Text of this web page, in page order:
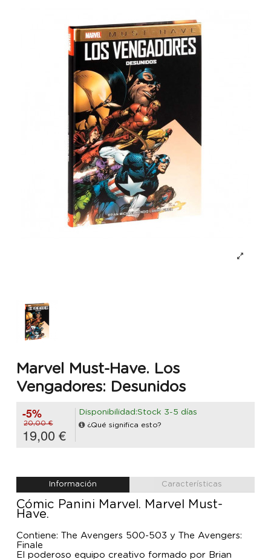
Marvel Must-Have. Los
Vengadores: Desunidos
-5%
20,00 €
19,00 €
Disponibilidad:Stock 3-5 días
¿Qué significa esto?
Información Características
Cómic Panini Marvel. Marvel Must-
Have.
Contiene: The Avengers 500-503 y The Avengers:
Finale
El poderoso equipo creativo formado por Brian